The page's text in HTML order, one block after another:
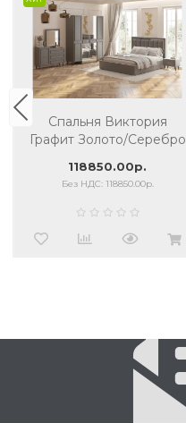
Спальня Виктория
Графит Золото/Серебро
118850.00р.
Без НДС: 118850.00р.